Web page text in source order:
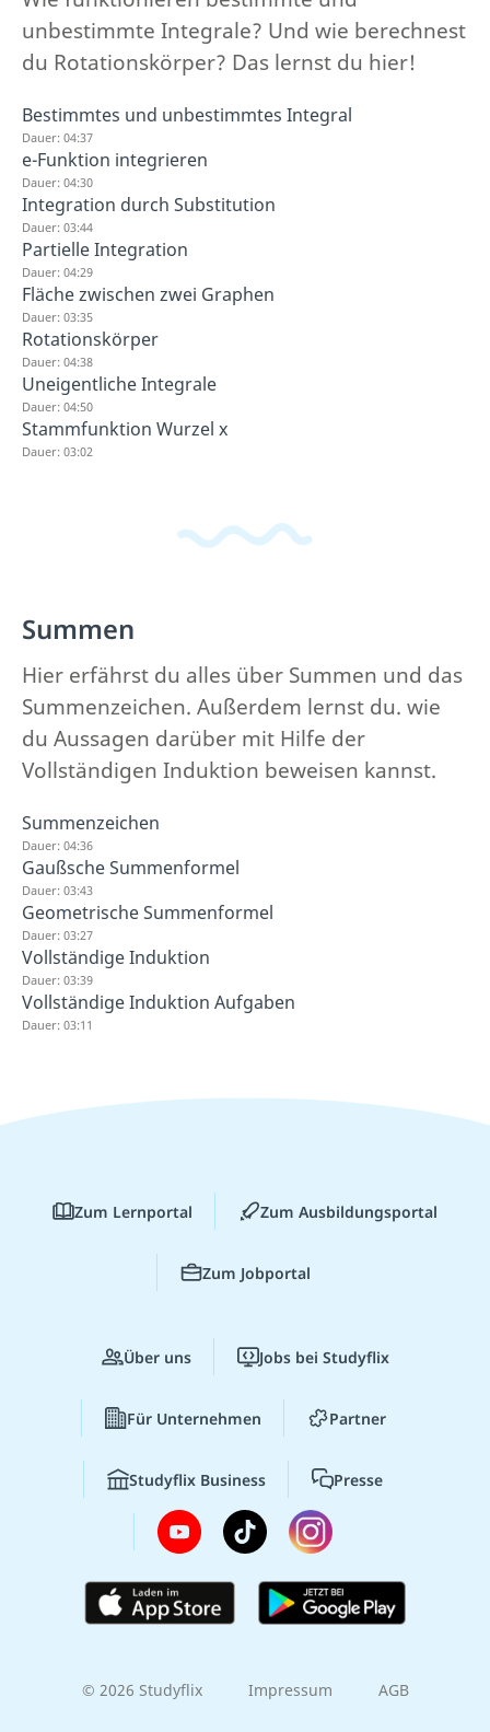
unbestimmte Integrale? Und wie berechnest
du Rotationskörper? Das lernst du hier!
Bestimmtes und unbestimmtes Integral
Dauer: 04:37
e-Funktion integrieren
Dauer: 04:30
Integration durch Substitution
Dauer: 03:44
Partielle Integration
Dauer: 04:29
Fläche zwischen zwei Graphen
Dauer: 03:35
Rotationskörper
Dauer: 04:38
Uneigentliche Integrale
Dauer: 04:50
Stammfunktion Wurzel x
Dauer: 03:02
Summen
Hier erfährst du alles über Summen und das
Summenzeichen. Außerdem lernst du. wie
du Aussagen darüber mit Hilfe der
Vollständigen Induktion beweisen kannst.
Summenzeichen
Dauer: 04:36
Gaußsche Summenformel
Dauer: 03:43
Geometrische Summenformel
Dauer: 03:27
Vollständige Induktion
Dauer: 03:39
Vollständige Induktion Aufgaben
Dauer: 03:11
Zum Lernportal Zum Ausbildungsportal
Zum Jobportal
Über uns Jobs bei Studyflix
Für Unternehmen Partner
Studyflix Business Presse
© 2026 Studyflix Impressum AGB